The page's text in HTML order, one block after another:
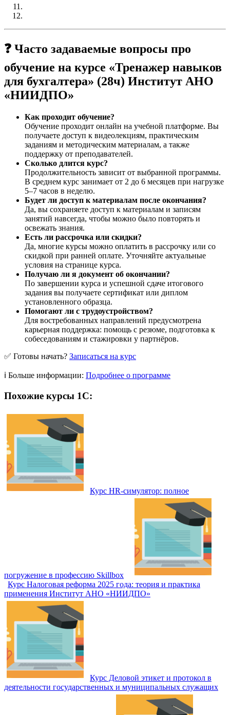
❓ Часто задаваемые вопросы про
обучение на курсе «Тренажер навыков
для бухгалтера» (28ч) Институт АНО
«НИИДПО»
Как проходит обучение?
Обучение проходит онлайн на учебной платформе. Вы
получаете доступ к видеолекциям, практическим
заданиям и методическим материалам, а также
поддержку от преподавателей.
Сколько длится курс?
Продолжительность зависит от выбранной программы.
В среднем курс занимает от 2 до 6 месяцев при нагрузке
5–7 часов в неделю.
Будет ли доступ к материалам после окончания?
Да, вы сохраняете доступ к материалам и записям
занятий навсегда, чтобы можно было повторять и
освежать знания.
Есть ли рассрочка или скидки?
Да, многие курсы можно оплатить в рассрочку или со
скидкой при ранней оплате. Уточняйте актуальные
условия на странице курса.
Получаю ли я документ об окончании?
По завершении курса и успешной сдаче итогового
задания вы получаете сертификат или диплом
установленного образца.
Помогают ли с трудоустройством?
Для востребованных направлений предусмотрена
карьерная поддержка: помощь с резюме, подготовка к
собеседованиям и стажировки у партнёров.
✅ Готовы начать? Записаться на курс
ℹ️ Больше информации: Подробнее о программе
Похожие курсы 1С:
Курс HR-симулятор: полное
погружение в профессию Skillbox
Курс Налоговая реформа 2025 года: теория и практика
применения Институт АНО «НИИДПО»
Курс Деловой этикет и протокол в
деятельности государственных и муниципальных служащих